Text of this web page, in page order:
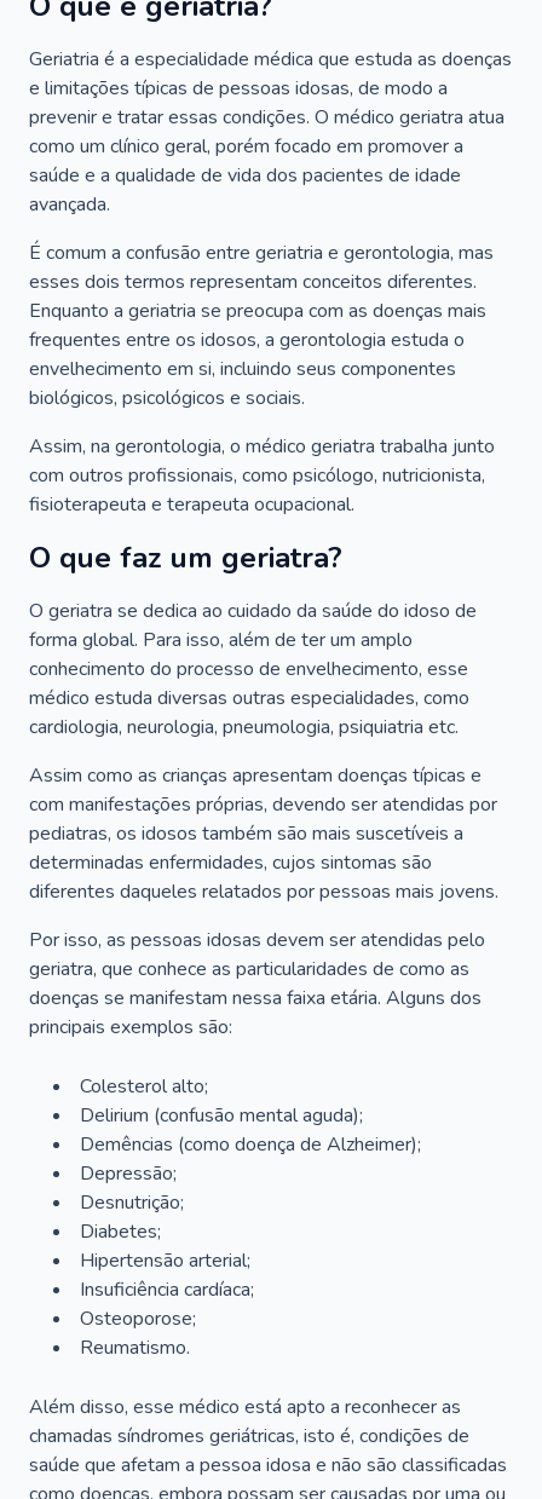
Geriatria é a especialidade médica que estuda as doenças
e limitações típicas de pessoas idosas, de modo a
prevenir e tratar essas condições. O médico geriatra atua
como um clínico geral, porém focado em promover a
saúde e a qualidade de vida dos pacientes de idade
avançada.
É comum a confusão entre geriatria e gerontologia, mas
esses dois termos representam conceitos diferentes.
Enquanto a geriatria se preocupa com as doenças mais
frequentes entre os idosos, a gerontologia estuda o
envelhecimento em si, incluindo seus componentes
biológicos, psicológicos e sociais.
Assim, na gerontologia, o médico geriatra trabalha junto
com outros profissionais, como psicólogo, nutricionista,
fisioterapeuta e terapeuta ocupacional.
O que faz um geriatra?
O geriatra se dedica ao cuidado da saúde do idoso de
forma global. Para isso, além de ter um amplo
conhecimento do processo de envelhecimento, esse
médico estuda diversas outras especialidades, como
cardiologia, neurologia, pneumologia, psiquiatria etc.
Assim como as crianças apresentam doenças típicas e
com manifestações próprias, devendo ser atendidas por
pediatras, os idosos também são mais suscetíveis a
determinadas enfermidades, cujos sintomas são
diferentes daqueles relatados por pessoas mais jovens.
Por isso, as pessoas idosas devem ser atendidas pelo
geriatra, que conhece as particularidades de como as
doenças se manifestam nessa faixa etária. Alguns dos
principais exemplos são:
Colesterol alto;
Delirium (confusão mental aguda);
Demências (como doença de Alzheimer);
Depressão;
Desnutrição;
Diabetes;
Hipertensão arterial;
Insuficiência cardíaca;
Osteoporose;
Reumatismo.
Além disso, esse médico está apto a reconhecer as
chamadas síndromes geriátricas, isto é, condições de
saúde que afetam a pessoa idosa e não são classificadas